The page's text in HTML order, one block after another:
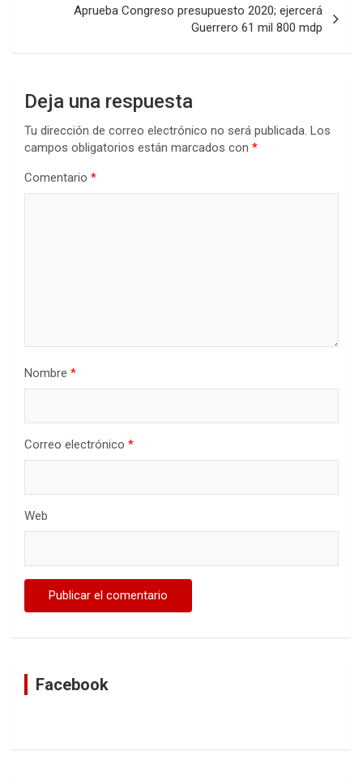
Aprueba Congreso presupuesto 2020; ejercerá
Guerrero 61 mil 800 mdp
Deja una respuesta
Tu dirección de correo electrónico no será publicada. Los
campos obligatorios están marcados con *
Comentario *
Nombre *
Correo electrónico *
Web
Facebook